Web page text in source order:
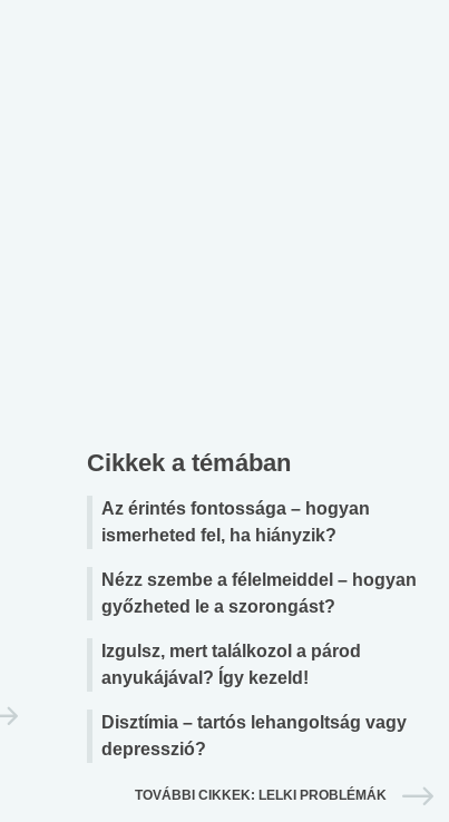
Cikkek a témában
Az érintés fontossága – hogyan
ismerheted fel, ha hiányzik?
Nézz szembe a félelmeiddel – hogyan
győzheted le a szorongást?
Izgulsz, mert találkozol a párod
anyukájával? Így kezeld!
Disztímia – tartós lehangoltság vagy
depresszió?
TOVÁBBI CIKKEK: LELKI PROBLÉMÁK